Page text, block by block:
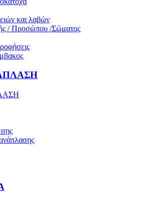
και λαβών
/ Προσώπου /Σώματος